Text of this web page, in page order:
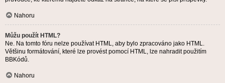
Nahoru
Můžu použít HTML?
Ne. Na tomto fóru nelze používat HTML, aby bylo zpracováno jako HTML.
Většinu formátování, které lze provést pomocí HTML, lze nahradit použitím
BBKódů.
Nahoru